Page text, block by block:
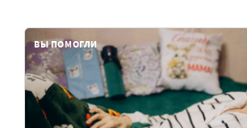
ВЫ ПОМОГЛИ